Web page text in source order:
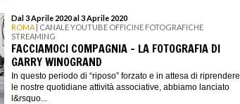
Dal 3 Aprile 2020 al 3 Aprile 2020
ROMA | CANALE YOUTUBE OFFICINE FOTOGRAFICHE
STREAMING
FACCIAMOCI COMPAGNIA - LA FOTOGRAFIA DI
GARRY WINOGRAND
In questo periodo di “riposo” forzato e in attesa di riprendere
le nostre quotidiane attività associative, abbiamo lanciato
l&rsquo...